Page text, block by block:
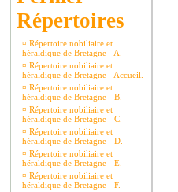
Répertoires
¤ Répertoire nobiliaire et
héraldique de Bretagne - A.
¤ Répertoire nobiliaire et
héraldique de Bretagne - Accueil.
¤ Répertoire nobiliaire et
héraldique de Bretagne - B.
¤ Répertoire nobiliaire et
héraldique de Bretagne - C.
¤ Répertoire nobiliaire et
héraldique de Bretagne - D.
¤ Répertoire nobiliaire et
héraldique de Bretagne - E.
¤ Répertoire nobiliaire et
héraldique de Bretagne - F.